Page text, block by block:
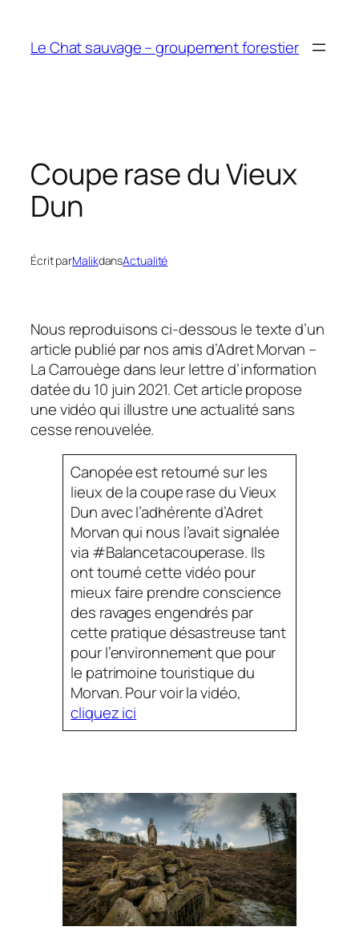
contenu
Le Chat sauvage – groupement forestier
Coupe rase du Vieux
Dun
Écrit parMalikdansActualité
Nous reproduisons ci-dessous le texte d’un
article publié par nos amis d’Adret Morvan –
La Carrouège dans leur lettre d’information
datée du 10 juin 2021. Cet article propose
une vidéo qui illustre une actualité sans
cesse renouvelée.
Canopée est retourné sur les
lieux de la coupe rase du Vieux
Dun avec l’adhérente d’Adret
Morvan qui nous l’avait signalée
via #Balancetacouperase. Ils
ont tourné cette vidéo pour
mieux faire prendre conscience
des ravages engendrés par
cette pratique désastreuse tant
pour l’environnement que pour
le patrimoine touristique du
Morvan. Pour voir la vidéo,
cliquez ici